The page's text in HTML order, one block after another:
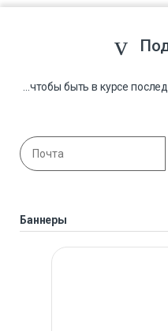
...чтобы быть в курсе
Баннеры